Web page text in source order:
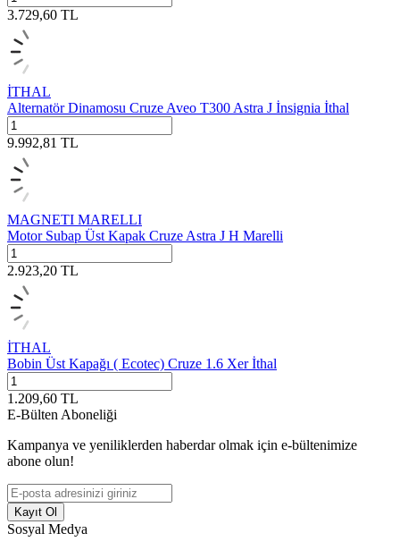
3.729,60 TL
İTHAL
Alternatör Dinamosu Cruze Aveo T300 Astra J İnsignia İthal
9.992,81 TL
MAGNETI MARELLI
Motor Subap Üst Kapak Cruze Astra J H Marelli
2.923,20 TL
İTHAL
Bobin Üst Kapağı ( Ecotec) Cruze 1.6 Xer İthal
1.209,60 TL
E-Bülten Aboneliği
Kampanya ve yeniliklerden haberdar olmak için e-bültenimize
abone olun!
Kayıt Ol
Sosyal Medya